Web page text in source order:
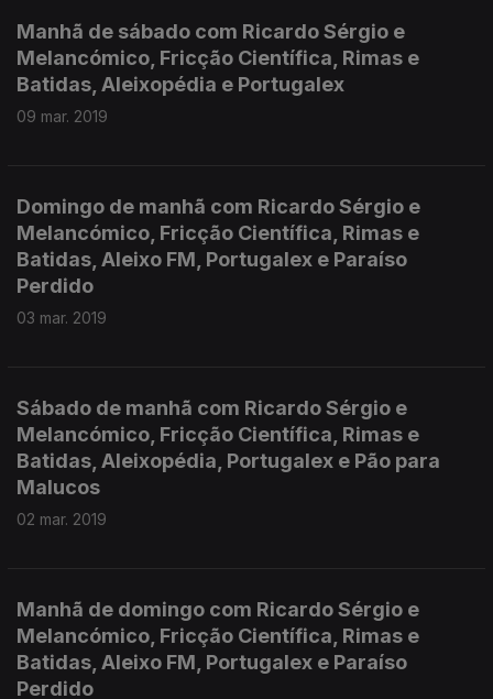
Manhã de sábado com Ricardo Sérgio e
Melancómico, Fricção Científica, Rimas e
Batidas, Aleixopédia e Portugalex
09 mar. 2019
Domingo de manhã com Ricardo Sérgio e
Melancómico, Fricção Científica, Rimas e
Batidas, Aleixo FM, Portugalex e Paraíso
Perdido
03 mar. 2019
Sábado de manhã com Ricardo Sérgio e
Melancómico, Fricção Científica, Rimas e
Batidas, Aleixopédia, Portugalex e Pão para
Malucos
02 mar. 2019
Manhã de domingo com Ricardo Sérgio e
Melancómico, Fricção Científica, Rimas e
Batidas, Aleixo FM, Portugalex e Paraíso
Perdido